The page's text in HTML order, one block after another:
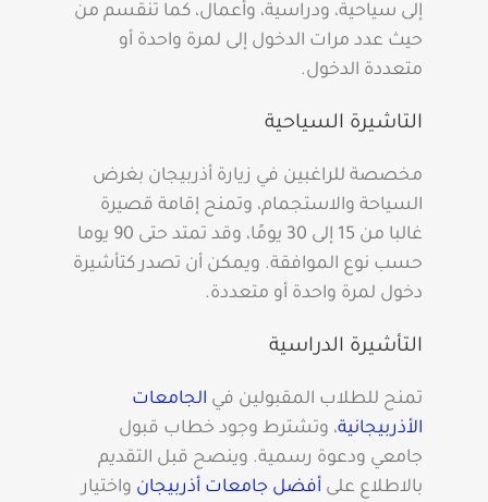
إلى سياحية، ودراسية، وأعمال، كما تنقسم من
حيث عدد مرات الدخول إلى لمرة واحدة أو
متعددة الدخول.
التاشيرة السياحية
مخصصة للراغبين في زيارة أذربيجان بغرض
السياحة والاستجمام، وتمنح إقامة قصيرة
غالبا من 15 إلى 30 يومًا، وقد تمتد حتى 90 يوما
حسب نوع الموافقة. ويمكن أن تصدر كتأشيرة
دخول لمرة واحدة أو متعددة.
التأشيرة الدراسية
تمنح للطلاب المقبولين في الجامعات
الأذربيجانية، وتشترط وجود خطاب قبول
جامعي ودعوة رسمية. وينصح قبل التقديم
بالاطلاع على أفضل جامعات أذربيجان واختيار